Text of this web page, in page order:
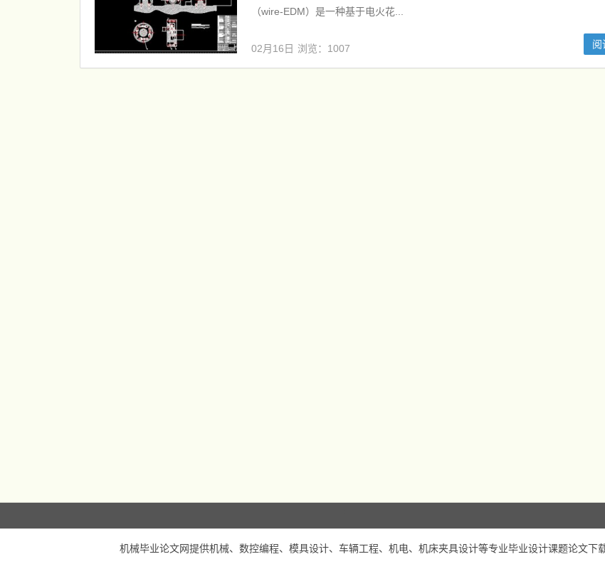
（wire-EDM）是一种基于电火花...
02月16日 浏览：1007 阅
机械毕业论文网提供机械、数控编程、模具设计、车辆工程、机电、机床夹具设计等专业毕业设计课题论文下